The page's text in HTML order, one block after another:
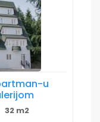
u
32 m2